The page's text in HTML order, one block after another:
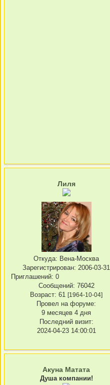
Лиля
Откуда: Вена-Москва
Зарегистрирован: 2006-03-31
Приглашений: 0
Сообщений: 76042
Возраст: 61 [1964-10-04]
Провел на форуме:
9 месяцев 4 дня
Последний визит:
2024-04-23 14:00:01
Акуна Матата
Душа компании!